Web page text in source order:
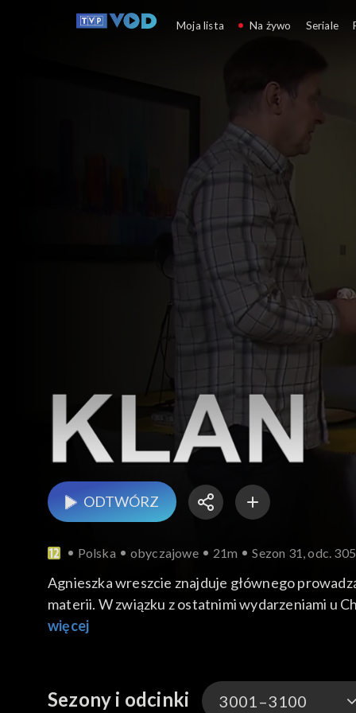
Klan
ODTWÓRZ
Polska obyczajowe 21m Sezon 31, odc.
Agnieszka wreszcie znajduje głównego
materii. W związku z ostatnimi wydarzeniami u
Brajanem i Mikem spędzają czas w pubie.
więcej
Sezony i odcinki 3001–3100
Moja lista Na żywo Seriale